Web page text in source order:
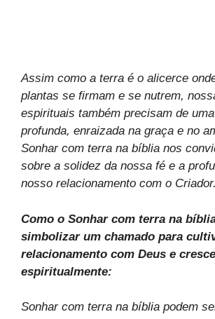
Assim como a terra é o alicerce
plantas se firmam e se nutrem,
espirituais também precisam de
profunda, enraizada na graça e no
Sonhar com terra na bíblia nos
sobre a solidez da nossa fé e a
nosso relacionamento com o Criador.
Como o Sonhar com terra na
simbolizar um chamado para
relacionamento com Deus e
espiritualmente:
Sonhar com terra na bíblia podem